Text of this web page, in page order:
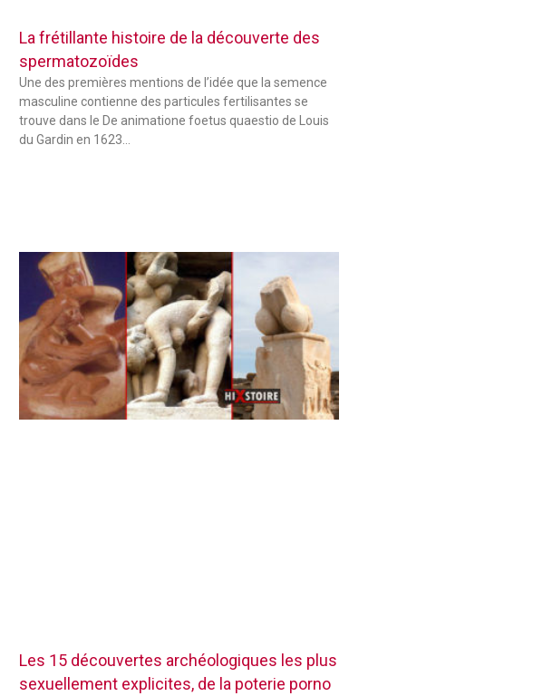
La frétillante histoire de la découverte des
spermatozoïdes
Une des premières mentions de l’idée que la semence
masculine contienne des particules fertilisantes se
trouve dans le De animatione foetus quaestio de Louis
du Gardin en 1623…
Les 15 découvertes archéologiques les plus
sexuellement explicites, de la poterie porno